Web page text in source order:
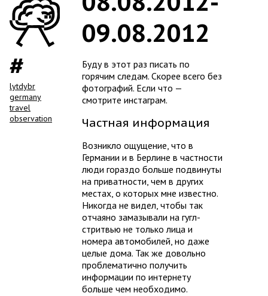
lytdybr
germany
travel
observation
09.08.2012
Буду в этот раз писать по
горячим следам. Скорее всего без
фотографий. Если что —
смотрите инстаграм.
Частная информация
Возникло ощущение, что в
Германии и в Берлине в частности
люди гораздо больше подвинуты
на приватности, чем в других
местах, о которых мне известно.
Никогда не видел, чтобы так
отчаяно замазывали на гугл-
стритвью не только лица и
номера автомобилей, но даже
целые дома. Так же довольно
проблематично получить
информации по интернету
больше чем необходимо.